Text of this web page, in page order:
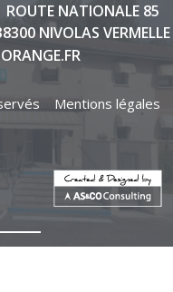
ROUTE NATIONALE 85
NIVOLAS VERMELLE
Mentions légales